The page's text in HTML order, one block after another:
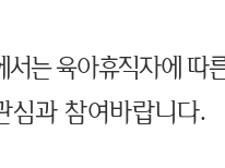
서는 육아휴직자에 따
심과 참여바랍니다.